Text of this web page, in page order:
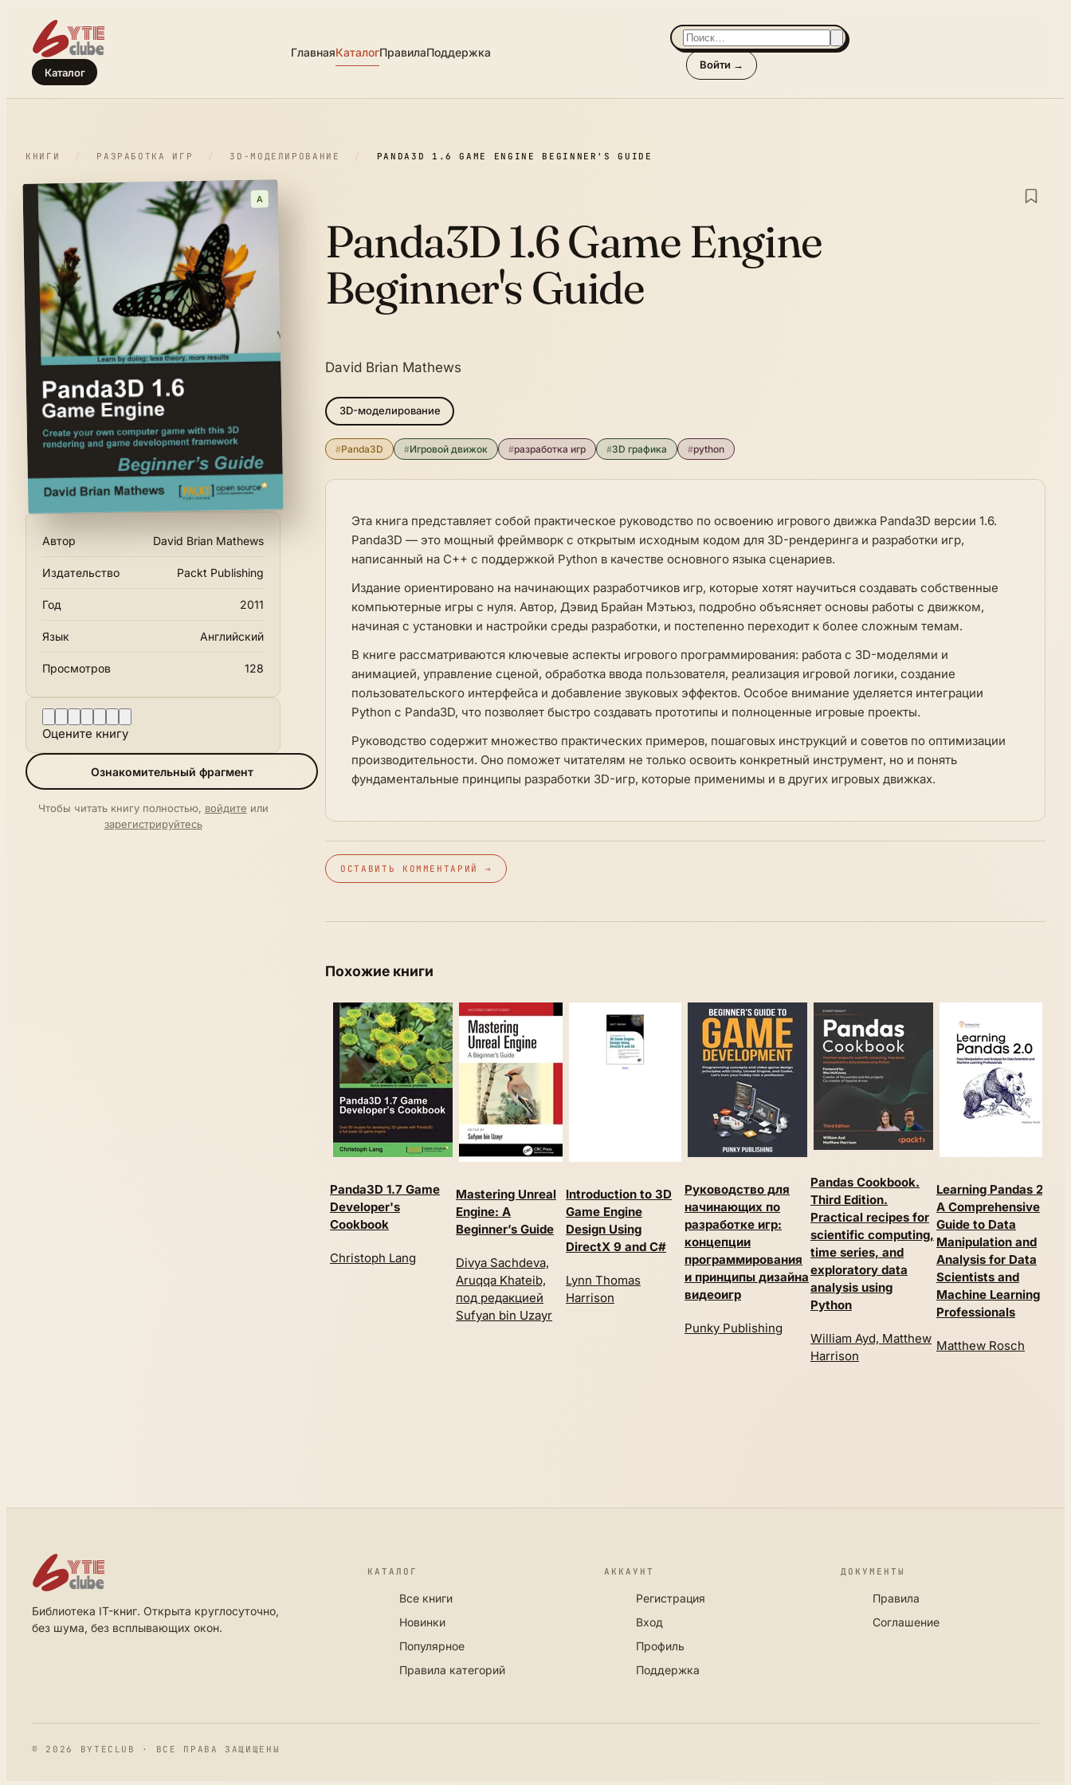
Каталог
ГлавнаяКаталогПравилаПоддержка
Войти →
КНИГИ / РАЗРАБОТКА ИГР / 3D-МОДЕЛИРОВАНИЕ / PANDA3D 1.6 GAME ENGINE BEGINNER'S GUIDE
A
Автор David Brian Mathews
Издательство Packt Publishing
Год 2011
Язык Английский
Просмотров 128
Оцените книгу
Ознакомительный фрагмент
Чтобы читать книгу полностью, войдите или
зарегистрируйтесь
Panda3D 1.6 Game Engine
Beginner's Guide
David Brian Mathews
3D-моделирование
#Panda3D #Игровой движок #разработка игр #3D графика #python
Эта книга представляет собой практическое руководство по освоению игрового движка Panda3D версии 1.6.
Panda3D — это мощный фреймворк с открытым исходным кодом для 3D-рендеринга и разработки игр,
написанный на C++ с поддержкой Python в качестве основного языка сценариев.
Издание ориентировано на начинающих разработчиков игр, которые хотят научиться создавать собственные
компьютерные игры с нуля. Автор, Дэвид Брайан Мэтьюз, подробно объясняет основы работы с движком,
начиная с установки и настройки среды разработки, и постепенно переходит к более сложным темам.
В книге рассматриваются ключевые аспекты игрового программирования: работа с 3D-моделями и
анимацией, управление сценой, обработка ввода пользователя, реализация игровой логики, создание
пользовательского интерфейса и добавление звуковых эффектов. Особое внимание уделяется интеграции
Python с Panda3D, что позволяет быстро создавать прототипы и полноценные игровые проекты.
Руководство содержит множество практических примеров, пошаговых инструкций и советов по оптимизации
производительности. Оно поможет читателям не только освоить конкретный инструмент, но и понять
фундаментальные принципы разработки 3D-игр, которые применимы и в других игровых движках.
ОСТАВИТЬ КОММЕНТАРИЙ →
Похожие книги
Panda3D 1.7 Game
Developer's
Cookbook
Christoph Lang
Mastering Unreal
Engine: A
Beginner’s Guide
Divya Sachdeva,
Aruqqa Khateib,
под редакцией
Sufyan bin Uzayr
Introduction to 3D
Game Engine
Design Using
DirectX 9 and C#
Lynn Thomas
Harrison
Руководство для
начинающих по
разработке игр:
концепции
программирования
и принципы дизайна
видеоигр
Punky Publishing
Pandas Cookbook.
Third Edition.
Practical recipes for
scientific computing,
time series, and
exploratory data
analysis using
Python
William Ayd, Matthew
Harrison
Learning Pandas 2.0:
A Comprehensive
Guide to Data
Manipulation and
Analysis for Data
Scientists and
Machine Learning
Professionals
Matthew Rosch
Библиотека IT-книг. Открыта круглосуточно,
без шума, без всплывающих окон.
КАТАЛОГ
Все книги
Новинки
Популярное
Правила категорий
АККАУНТ
Регистрация
Вход
Профиль
Поддержка
ДОКУМЕНТЫ
Правила
Соглашение
© 2026 BYTECLUB · ВСЕ ПРАВА ЗАЩИЩЕНЫ